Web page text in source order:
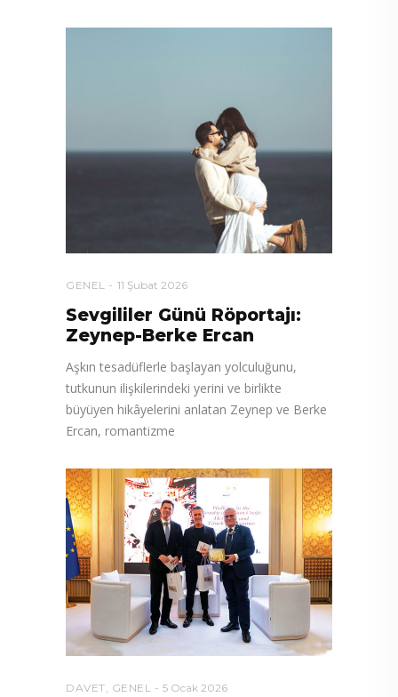
GENEL 11 Şubat 2026
Sevgililer Günü Röportajı:
Zeynep-Berke Ercan
Aşkın tesadüflerle başlayan yolculuğunu,
tutkunun ilişkilerindeki yerini ve birlikte
büyüyen hikâyelerini anlatan Zeynep ve Berke
Ercan, romantizme
DAVET, GENEL 5 Ocak 2026